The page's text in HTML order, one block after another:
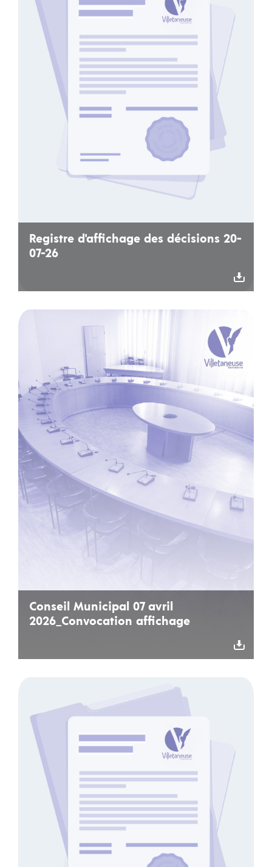
Registre d'affichage des décisions 20-
07-26
Conseil Municipal 07 avril
2026_Convocation affichage